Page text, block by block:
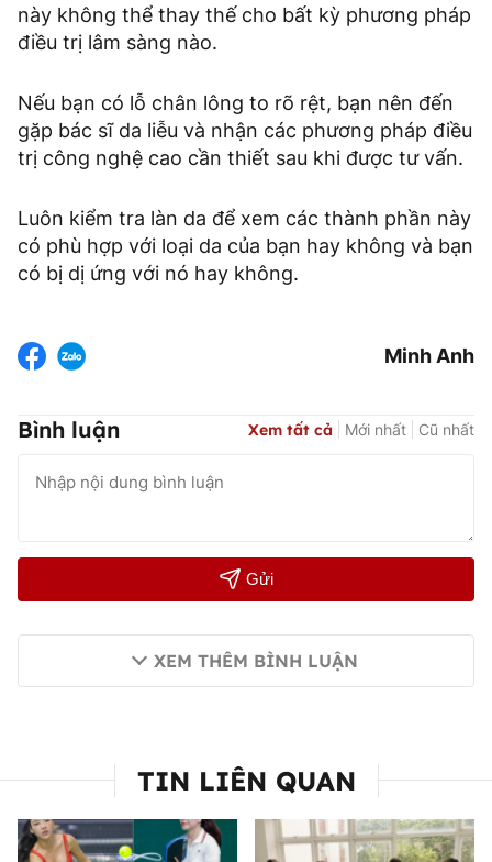
này không thể thay thế cho bất kỳ phương pháp
điều trị lâm sàng nào.
Nếu bạn có lỗ chân lông to rõ rệt, bạn nên đến
gặp bác sĩ da liễu và nhận các phương pháp điều
trị công nghệ cao cần thiết sau khi được tư vấn.
Luôn kiểm tra làn da để xem các thành phần này
có phù hợp với loại da của bạn hay không và bạn
có bị dị ứng với nó hay không.
Minh Anh
Bình luận Xem tất cả Mới nhất Cũ nhất
Gửi
XEM THÊM BÌNH LUẬN
TIN LIÊN QUAN